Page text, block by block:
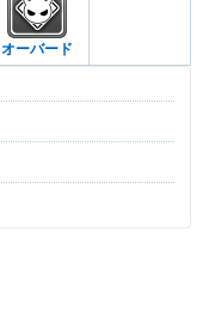
オーバード